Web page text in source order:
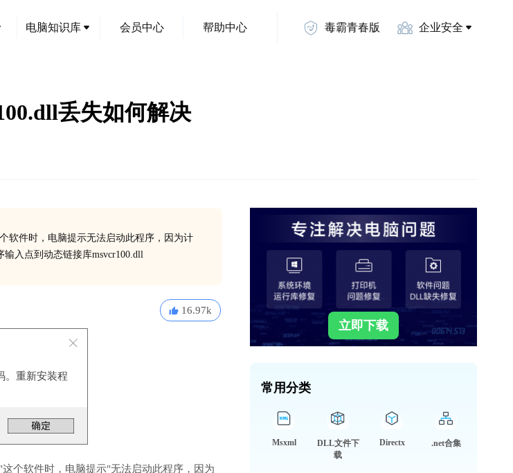
电脑知识库 会员中心 帮助中心 毒霸青春版 企业安全
丢失如何解决
软件时，电脑提示无法启动此程序，因为计
入点到动态链接库msvcr100.dll
16.97k
。重新安装程
这个软件时，电脑提示"无法启动此程序，因为
立即下载
常用分类
Msxml
DLL文件下
载
Directx .net合集